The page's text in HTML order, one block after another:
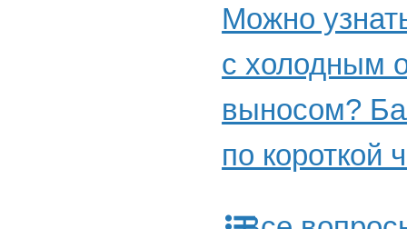
Можно
с холодным
выносом?
по короткой